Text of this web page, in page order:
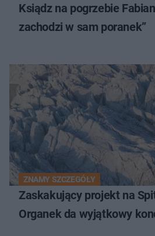
Ksiądz na pogrzebie
zachodzi w sam poranek”
ZNAMY SZCZEGÓŁY
Zaskakujący projekt na
Organek da wyjątkowy